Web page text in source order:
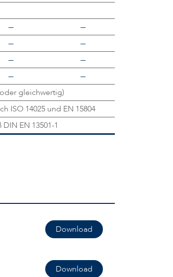
gleichwertig)
ISO 14025 und EN 15804
EN 13501-1
Download
Download